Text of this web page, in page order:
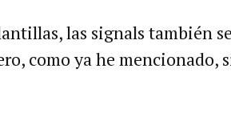
las signals también
como ya he mencionado,